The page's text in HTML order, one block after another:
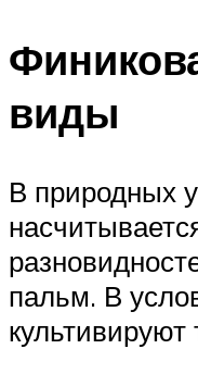
виды
В природных
пальм. В
культивируют